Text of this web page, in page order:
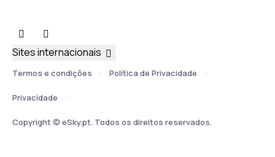
Termos e condições Política de Privacidade
Privacidade
Copyright © eSky.pt. Todos os direitos reservados.
Sites internacionais